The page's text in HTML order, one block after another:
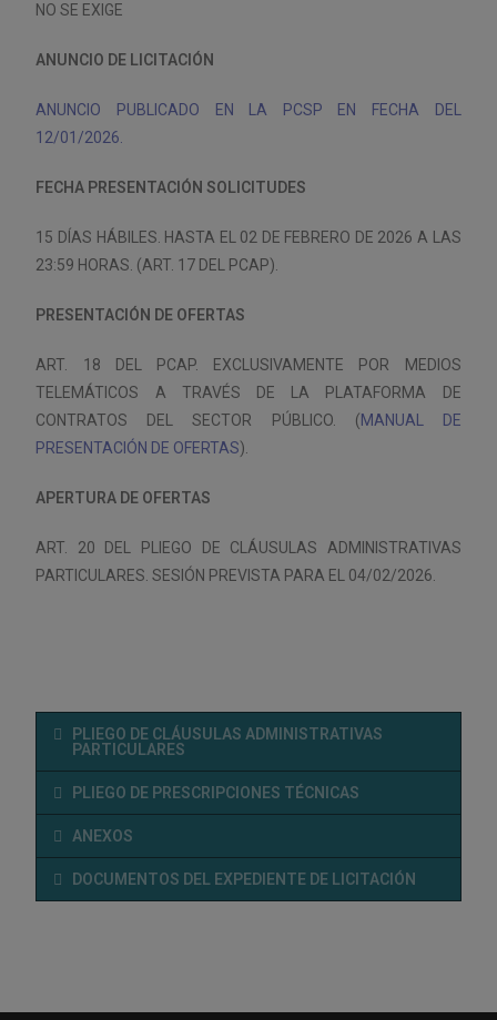
NO SE EXIGE
ANUNCIO DE LICITACIÓN
ANUNCIO PUBLICADO EN LA PCSP EN FECHA DEL
12/01/2026.
FECHA PRESENTACIÓN SOLICITUDES
15 DÍAS HÁBILES. HASTA EL 02 DE FEBRERO DE 2026 A LAS
23:59 HORAS. (ART. 17 DEL PCAP).
PRESENTACIÓN DE OFERTAS
ART. 18 DEL PCAP. EXCLUSIVAMENTE POR MEDIOS
TELEMÁTICOS A TRAVÉS DE LA PLATAFORMA DE
CONTRATOS DEL SECTOR PÚBLICO. (MANUAL DE
PRESENTACIÓN DE OFERTAS).
APERTURA DE OFERTAS
ART. 20 DEL PLIEGO DE CLÁUSULAS ADMINISTRATIVAS
PARTICULARES. SESIÓN PREVISTA PARA EL 04/02/2026.
PLIEGO DE CLÁUSULAS ADMINISTRATIVAS
PARTICULARES
PLIEGO DE PRESCRIPCIONES TÉCNICAS
ANEXOS
DOCUMENTOS DEL EXPEDIENTE DE LICITACIÓN